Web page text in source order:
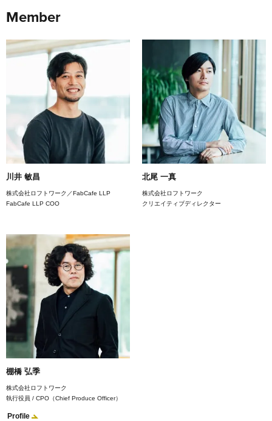
Member
川井 敏昌
株式会社ロフトワーク／FabCafe LLP
FabCafe LLP COO
北尾 一真
株式会社ロフトワーク
クリエイティブディレクター
棚橋 弘季
株式会社ロフトワーク
執行役員 / CPO（Chief Produce Officer）
Profile